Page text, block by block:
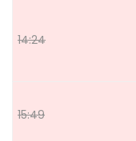
14:24
15:49